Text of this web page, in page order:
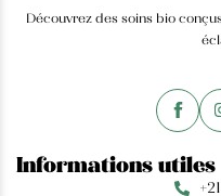
Découvrez des soins bio
Informations utiles
Huile des pépins de
TND